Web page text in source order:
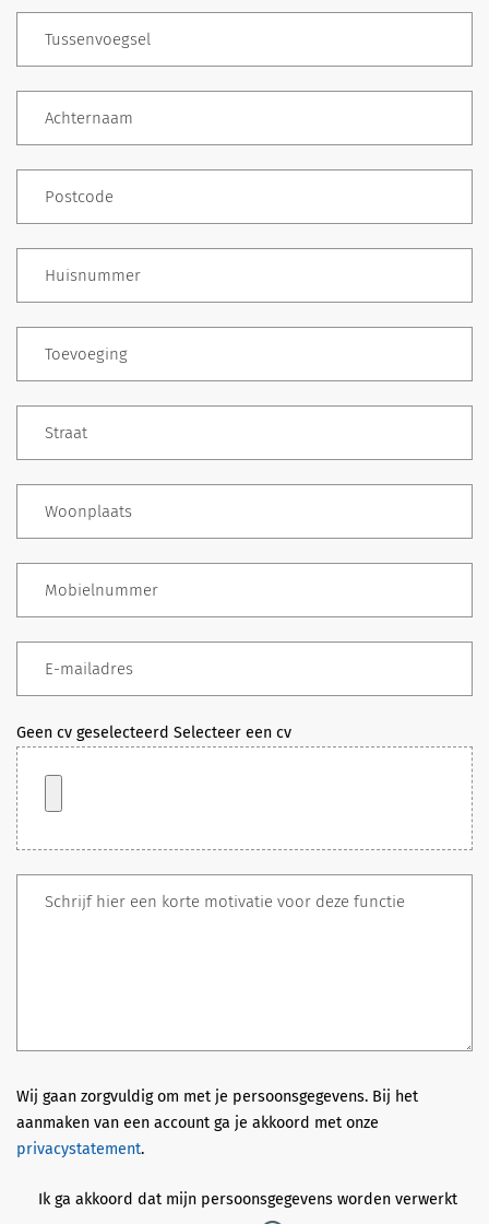
Geen cv geselecteerd Selecteer een cv
Wij gaan zorgvuldig om met je persoonsgegevens. Bij het
aanmaken van een account ga je akkoord met onze
privacystatement.
Ik ga akkoord dat mijn persoonsgegevens worden verwerkt